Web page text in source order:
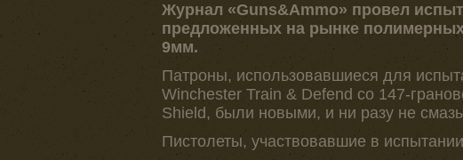
Журнал «Guns&Ammo» провел
предложенных на рынке
9мм.
Патроны, использовавшиеся для
Winchester Train & Defend со 147-
Shield, были новыми, и ни разу не
Пистолеты, участвовавшие в